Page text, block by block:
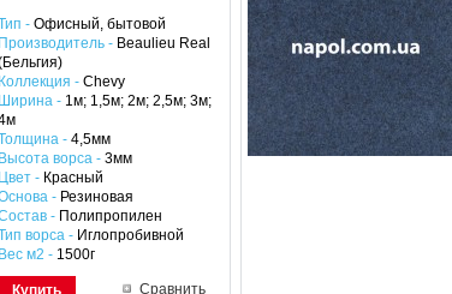
- Офисный, бытовой
Производитель - Beaulieu Real
Коллекция - Chevy
Ширина - 1м; 1,5м; 2м; 2,5м; 3м;
- 4,5мм
Высота ворса - 3мм
Цвет - Красный
- Резиновая
- Полипропилен
ворса - Иглопробивной
Вес м2 - 1500г
Купить Сравнить